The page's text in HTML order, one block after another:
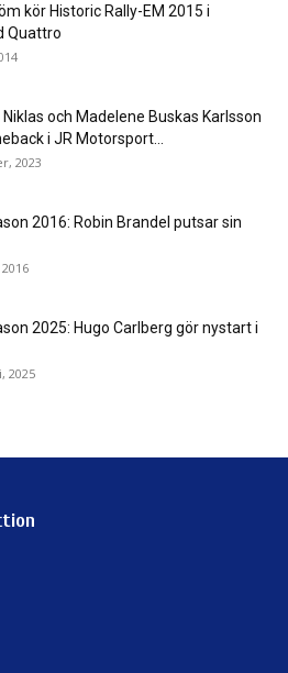
kör Historic Rally-EM 2015 i
Quattro
och Madelene Buskas Karlsson
i JR Motorsport...
2023
2016: Robin Brandel putsar sin
2025: Hugo Carlberg gör nystart i
2025